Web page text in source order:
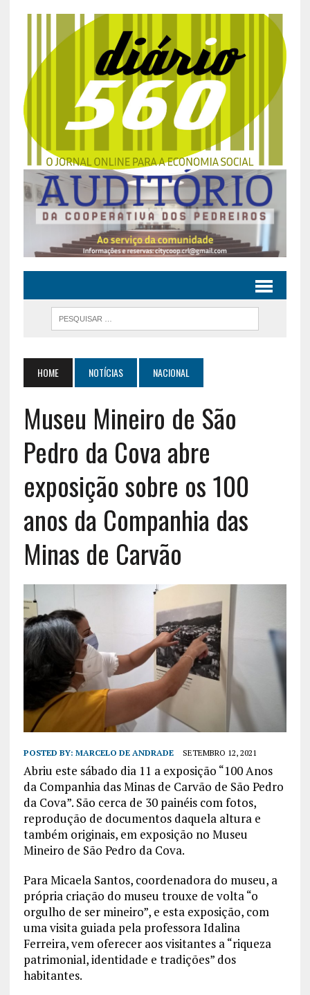
HOME NOTÍCIAS NACIONAL
Museu Mineiro de São
Pedro da Cova abre
exposição sobre os 100
anos da Companhia das
Minas de Carvão
POSTED BY: MARCELO DE ANDRADE SETEMBRO 12, 2021
Abriu este sábado dia 11 a exposição “100 Anos
da Companhia das Minas de Carvão de São Pedro
da Cova”. São cerca de 30 painéis com fotos,
reprodução de documentos daquela altura e
também originais, em exposição no Museu
Mineiro de São Pedro da Cova.
Para Micaela Santos, coordenadora do museu, a
própria criação do museu trouxe de volta “o
orgulho de ser mineiro”, e esta exposição, com
uma visita guiada pela professora Idalina
Ferreira, vem oferecer aos visitantes a “riqueza
patrimonial, identidade e tradições” dos
habitantes.